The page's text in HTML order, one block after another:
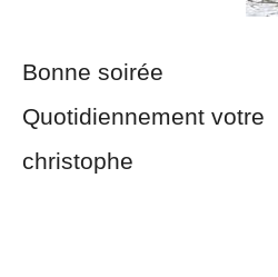
Bonne soirée
Quotidiennement votre
christophe